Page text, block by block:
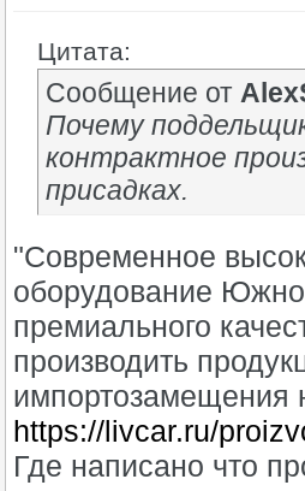
Цитата:
Сообщение от
Почему
контрактное
присадках.
"Современное
оборудование
премиального
производить
импортозамещения
https://livcar.ru/
Где написано что